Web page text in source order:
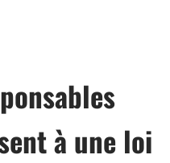
à une loi